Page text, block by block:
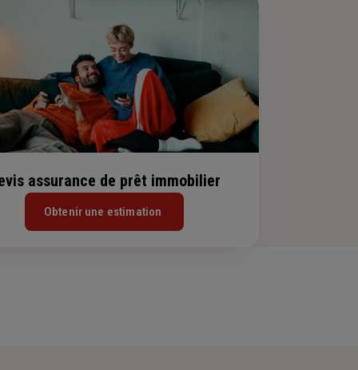
assurance de prêt immobilier
Obtenir une estimation